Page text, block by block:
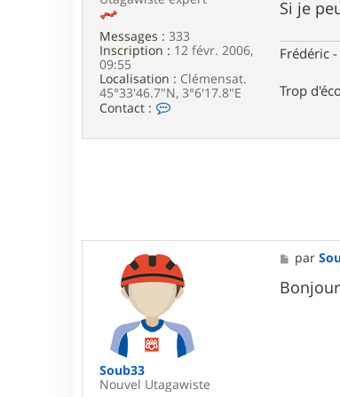
r
i
d
e
r
Messages : 333
Inscription : 12 févr. 2006,
09:55
Localisation : Clémensat.
45°33'46.7"N, 3°6'17.8"E
Contact :
e
d
e
r
c
g
e
Si je
Frédéric -
Trop
Soub33
Nouvel Utagawiste
M
e
s
s
par